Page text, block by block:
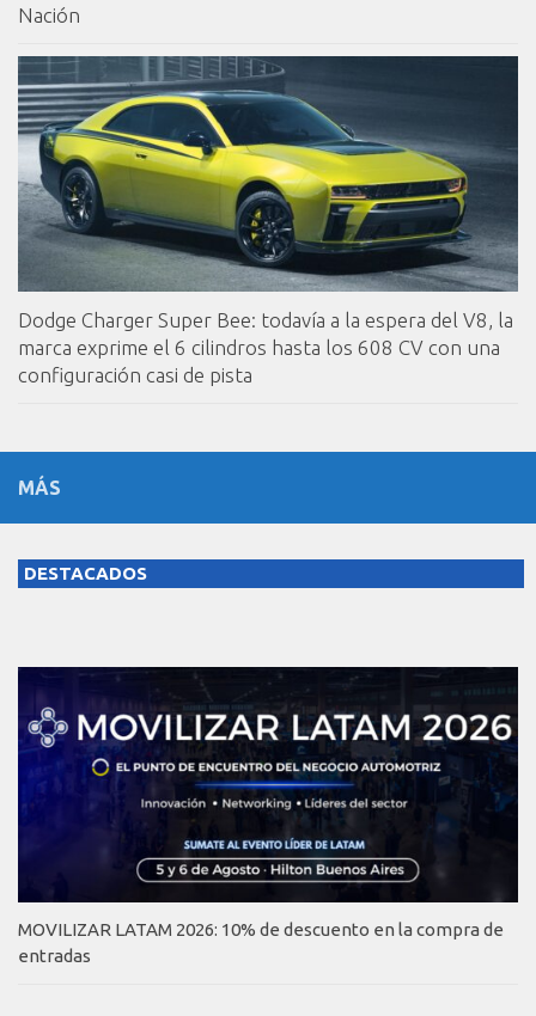
Nación
Dodge Charger Super Bee: todavía a la espera del V8, la
marca exprime el 6 cilindros hasta los 608 CV con una
configuración casi de pista
MÁS
DESTACADOS
MOVILIZAR LATAM 2026: 10% de descuento en la compra de
entradas